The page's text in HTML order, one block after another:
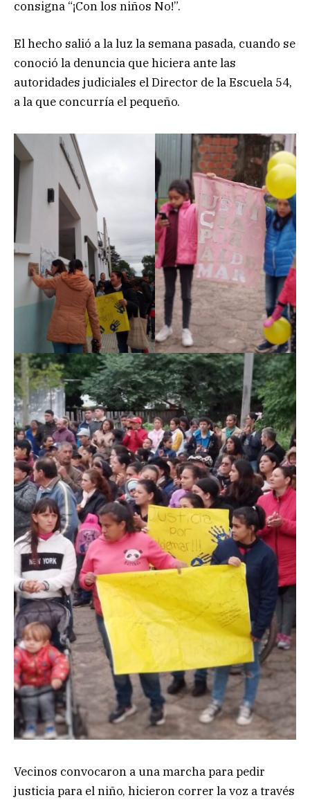
consigna “¡Con los niños No!”.
El hecho salió a la luz la semana pasada, cuando se
conoció la denuncia que hiciera ante las
autoridades judiciales el Director de la Escuela 54,
a la que concurría el pequeño.
Vecinos convocaron a una marcha para pedir
justicia para el niño, hicieron correr la voz a través